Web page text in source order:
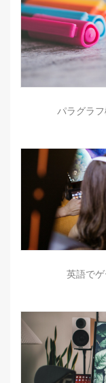
パラグラ
英語でゲ